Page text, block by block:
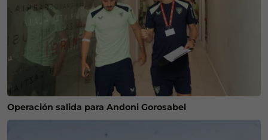
Operación salida para Andoni Gorosabel